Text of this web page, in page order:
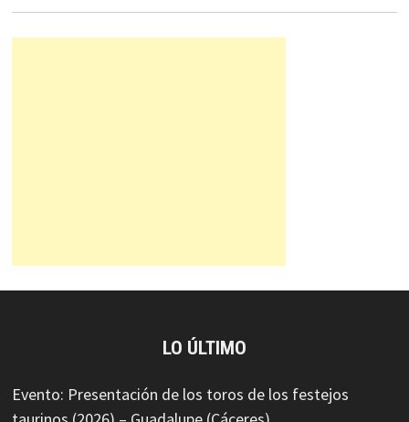
LO ÚLTIMO
Evento: Presentación de los toros de los festejos